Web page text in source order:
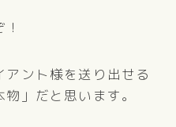
ント様を送り出せる
」だと思います。